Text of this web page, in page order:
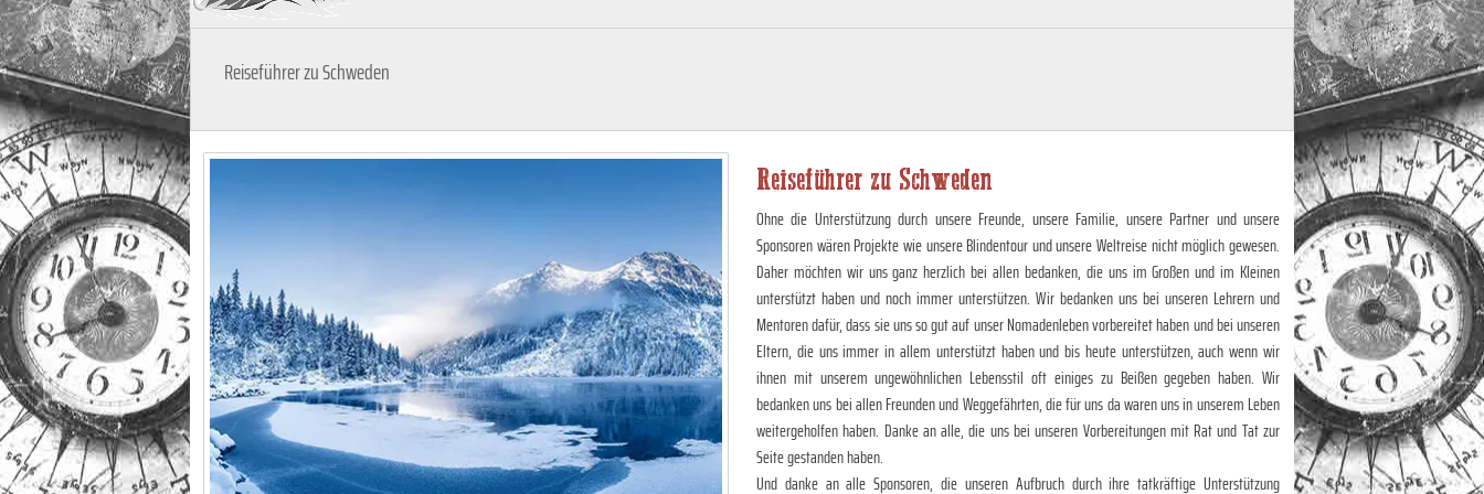
Reiseführer zu Schweden
Reiseführer zu Schweden
Ohne die Unterstützung durch unsere Freunde, unsere Familie, unsere Partner und unsere
Sponsoren wären Projekte wie unsere Blindentour und unsere Weltreise nicht möglich gewesen.
Daher möchten wir uns ganz herzlich bei allen bedanken, die uns im Großen und im Kleinen
unterstützt haben und noch immer unterstützen. Wir bedanken uns bei unseren Lehrern und
Mentoren dafür, dass sie uns so gut auf unser Nomadenleben vorbereitet haben und bei unseren
Eltern, die uns immer in allem unterstützt haben und bis heute unterstützen, auch wenn wir
ihnen mit unserem ungewöhnlichen Lebensstil oft einiges zu Beißen gegeben haben. Wir
bedanken uns bei allen Freunden und Weggefährten, die für uns da waren uns in unserem Leben
weitergeholfen haben. Danke an alle, die uns bei unseren Vorbereitungen mit Rat und Tat zur
Seite gestanden haben.
Und danke an alle Sponsoren, die unseren Aufbruch durch ihre tatkräftige Unterstützung